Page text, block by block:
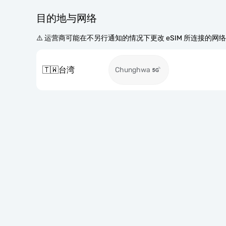
目的地与网络
⚠️ 运营商可能在不另行通知的情况下更改 eSIM 所连接的网
🇹🇼台湾 Chunghwa